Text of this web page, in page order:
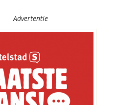
Advertentie